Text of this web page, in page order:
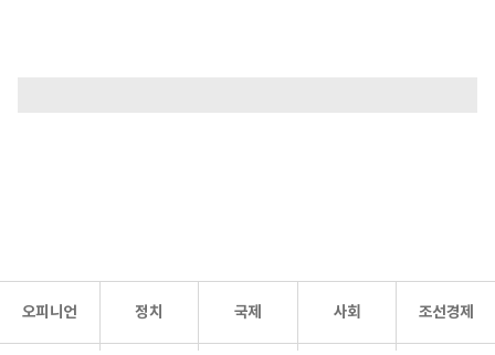
오피니언 정치 국제 사회 조선경제